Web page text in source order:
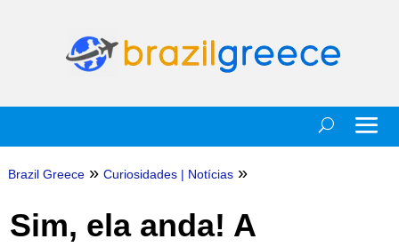
Brazil Greece » Curiosidades| Notícias »
Sim, ela anda! A